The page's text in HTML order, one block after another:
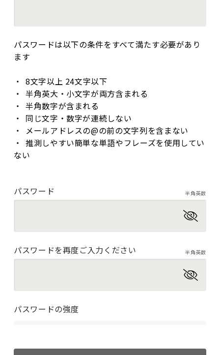
パスワードは以下の条件をすべて満たす必要があり
ます
8文字以上 24文字以下
半角英大・小文字が両方含まれる
半角数字が含まれる
同じ文字・数字が連続しない
メールアドレスの@の前の文字列を含まない
推測しやすい簡単な単語やフレーズを使用してい
ない
パスワード 半角英数
パスワードを再度ご入力ください 半角英数
パスワードの強度